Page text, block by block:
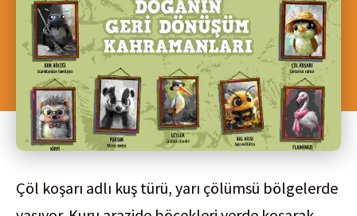
Çöl koşarı adlı kuş türü, yarı çölümsü bölgelerde